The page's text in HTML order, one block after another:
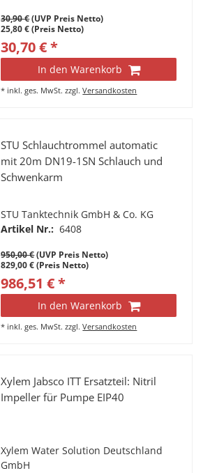
30,90 €(UVP Preis Netto)
25,80 € (Preis Netto)
30,70 € *
In den Warenkorb
* inkl. ges. MwSt. zzgl.Versandkosten
STU Schlauchtrommel automatic
mit 20m DN19-1SN Schlauch und
Schwenkarm
STU Tanktechnik GmbH & Co. KG
Artikel Nr.: 6408
950,00 €(UVP Preis Netto)
829,00 € (Preis Netto)
986,51 € *
In den Warenkorb
* inkl. ges. MwSt. zzgl.Versandkosten
Xylem Jabsco ITT Ersatzteil: Nitril
Impeller für Pumpe EIP40
Xylem Water Solution Deutschland
GmbH